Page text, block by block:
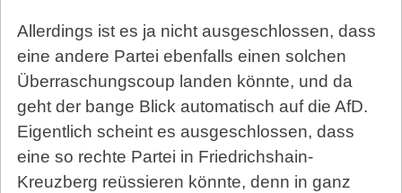
Allerdings ist es ja nicht ausgeschlossen, dass
eine andere Partei ebenfalls einen solchen
Überraschungscoup landen könnte, und da
geht der bange Blick automatisch auf die AfD.
Eigentlich scheint es ausgeschlossen, dass
eine so rechte Partei in Friedrichshain-
Kreuzberg reüssieren könnte, denn in ganz